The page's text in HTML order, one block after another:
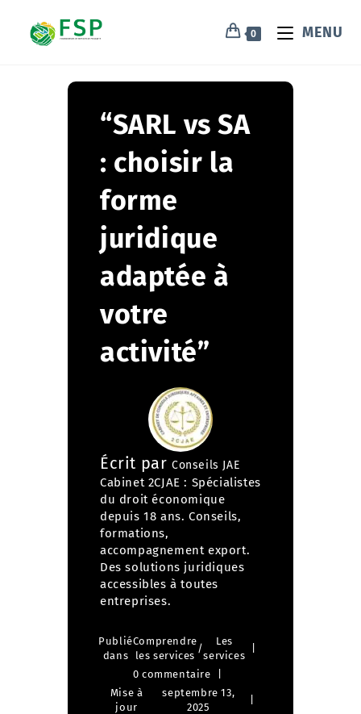
0 MENU
“SARL vs SA
: choisir la
forme
juridique
adaptée à
votre
activité”
Écrit par Conseils JAE
Cabinet 2CJAE : Spécialistes
du droit économique
depuis 18 ans. Conseils,
formations,
accompagnement export.
Des solutions juridiques
accessibles à toutes
entreprises.
Publié
dans
Comprendre
les services
/
Les
services
0 commentaire
Mise à
jour
septembre 13,
2025